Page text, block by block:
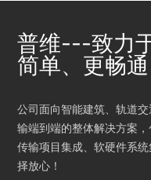
普维---致力
简单、更畅
公司面向智能建筑、轨道
输端到端的整体解决方案
传输项目集成、软硬件系
择放心！